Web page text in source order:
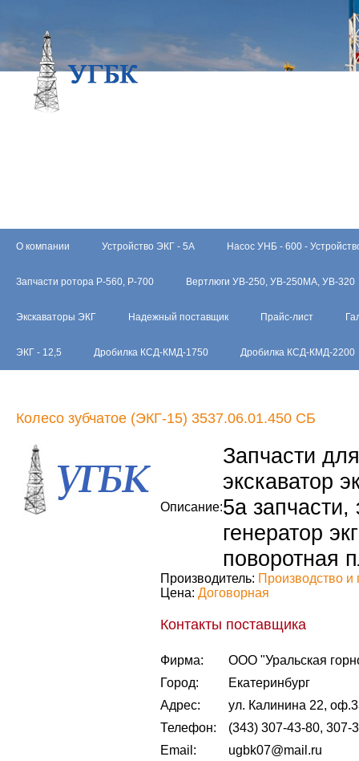
О компании Устройство ЭКГ - 5А Насос УНБ - 600 -
Запчасти ротора Р-560, Р-700 Вертлюги УВ-250, УВ-250МА, УВ-320
Экскаваторы ЭКГ Надежный поставщик Прайс-лист
ЭКГ - 12,5 Дробилка КСД-КМД-1750 Дробилка КСД-КМД-2200
Колесо зубчатое (ЭКГ-15) 3537.06.01.450 СБ
Описание:
Запчасти
экскаватор
5а запчасти,
генератор
поворотная
Производитель: Производство и
Цена: Договорная
Контакты поставщика
Фирма:
ООО "Уральская
Город:
Екатеринбург
Адрес:
ул. Калинина 22,
Телефон:
(343) 307-43-80, 307-
Email:
ugbk07@mail.ru